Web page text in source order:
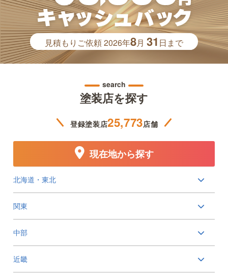
見積もりご依頼2026年8月31 日まで
search
塗装店を探す
登録塗装店25,773店舗
北海道・東北
関東
中部
近畿
現在地から探す